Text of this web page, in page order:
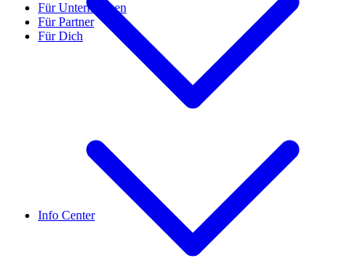
Info Center
Für Unternehmen
Für Partner
Für Dich